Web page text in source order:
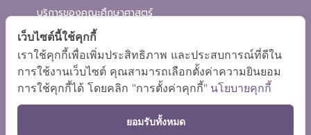
บริการของคณะศึกษาศาสตร์
→ เว็บไซต์คณะศึกษาศาสตร์
→ ระบบจัดการเว็บไซต์
→ ระบบ Admission
→ EDU MIS
→ EDU SIS
เว็บไซต์นี้ใช้คุกกี้
เราใช้คุกกี้เพื่อเพิ่มประสิทธิภาพ และประสบการณ์ที่ดีใน
การใช้งานเว็บไซต์ คุณสามารถเลือกตั้งค่าความยินยอม
การใช้คุกกี้ได้ โดยคลิก "การตั้งค่าคุกกี้" นโยบายคุกกี้
ยอมรับทั้งหมด